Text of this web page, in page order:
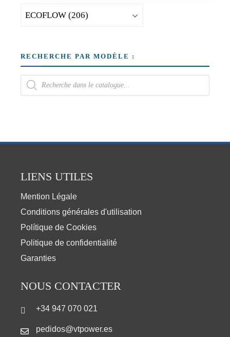
RECHERCHE PAR MODÈLE :
LIENS UTILES
Mention Légale
Conditions générales d'utilisation
Polítique de Cookies
Politique de confidentialité
Garanties
NOUS CONTACTER
+34 947 070 021
pedidos@vtpower.es